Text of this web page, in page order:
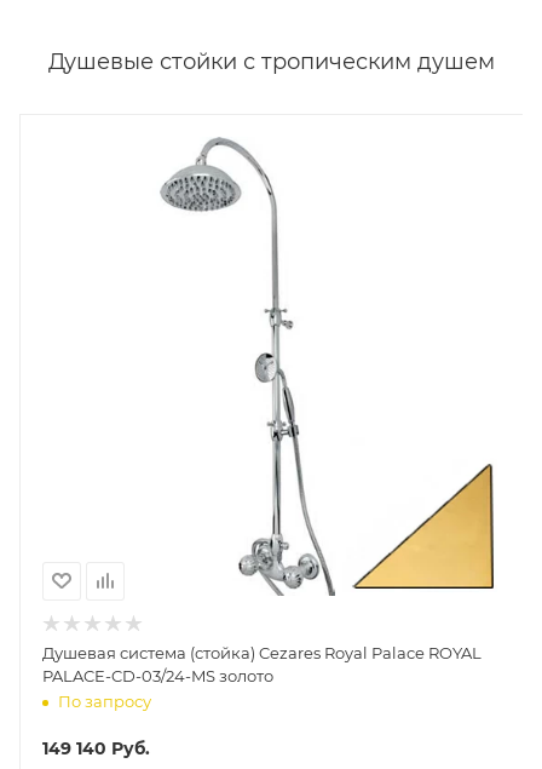
Душевые стойки с тропическим душем
Душевая система (стойка) Cezares Royal Palace ROYAL
PALACE-CD-03/24-MS золото
По запросу
149 140 Руб.